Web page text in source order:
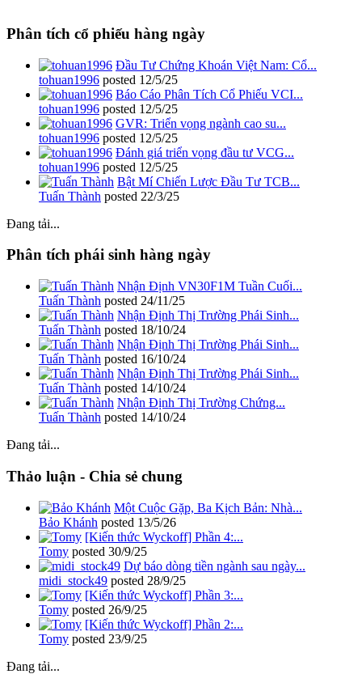
Phân tích cổ phiếu hàng ngày
Đầu Tư Chứng Khoán Việt Nam: Cổ...
tohuan1996 posted 12/5/25
Báo Cáo Phân Tích Cổ Phiếu VCI...
tohuan1996 posted 12/5/25
GVR: Triển vọng ngành cao su...
tohuan1996 posted 12/5/25
Đánh giá triển vọng đầu tư VCG...
tohuan1996 posted 12/5/25
Bật Mí Chiến Lược Đầu Tư TCB...
Tuấn Thành posted 22/3/25
Đang tải...
Phân tích phái sinh hàng ngày
Nhận Định VN30F1M Tuần Cuối...
Tuấn Thành posted 24/11/25
Nhận Định Thị Trường Phái Sinh...
Tuấn Thành posted 18/10/24
Nhận Định Thị Trường Phái Sinh...
Tuấn Thành posted 16/10/24
Nhận Định Thị Trường Phái Sinh...
Tuấn Thành posted 14/10/24
Nhận Định Thị Trường Chứng...
Tuấn Thành posted 14/10/24
Đang tải...
Thảo luận - Chia sẻ chung
Một Cuộc Gặp, Ba Kịch Bản: Nhà...
Bảo Khánh posted 13/5/26
[Kiến thức Wyckoff] Phần 4:...
Tomy posted 30/9/25
Dự báo dòng tiền ngành sau ngày...
midi_stock49 posted 28/9/25
[Kiến thức Wyckoff] Phần 3:...
Tomy posted 26/9/25
[Kiến thức Wyckoff] Phần 2:...
Tomy posted 23/9/25
Đang tải...